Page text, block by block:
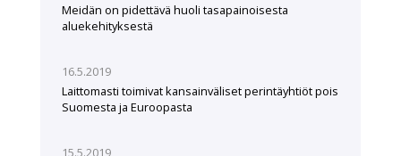
Meidän on pidettävä huoli tasapainoisesta
aluekehityksestä
16.5.2019
Laittomasti toimivat kansainväliset perintäyhtiöt pois
Suomesta ja Euroopasta
15.5.2019